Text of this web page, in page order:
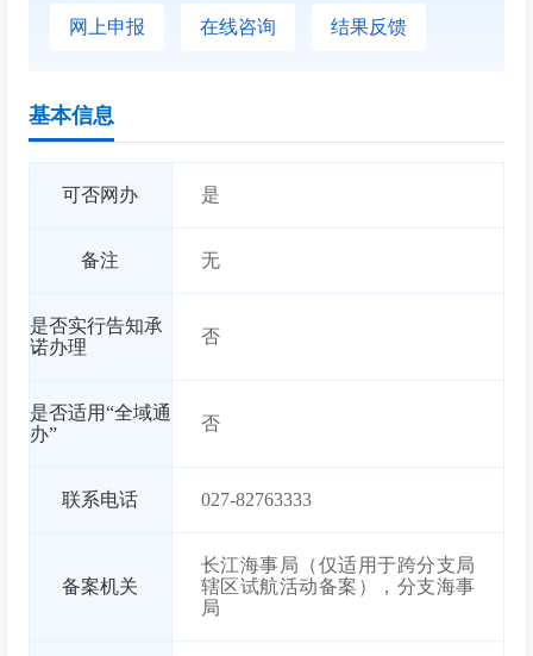
网上申报 在线咨询 结果反馈
基本信息
可否网办 是
备注 无
是否实行告知承
诺办理
否
是否适用“全域通
办”
否
联系电话 027-82763333
备案机关
长江海事局（仅适用于跨分支局
辖区试航活动备案），分支海事
局